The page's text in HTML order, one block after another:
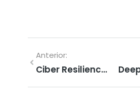
Anterior:
Ciber Resiliencia y Seguridad Digital